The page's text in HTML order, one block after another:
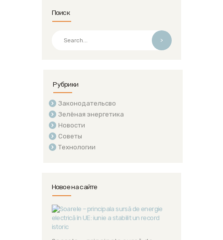
Поиск
>
Рубрики
Законодательсво
Зелёная энергетика
Новости
Советы
Технологии
Новое на сайте